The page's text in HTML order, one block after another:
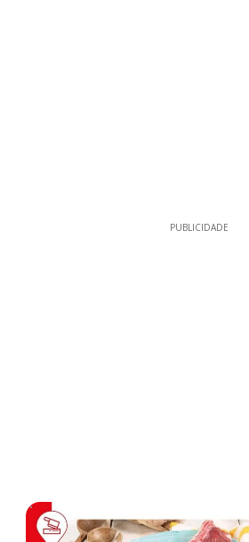
PUBLICIDADE